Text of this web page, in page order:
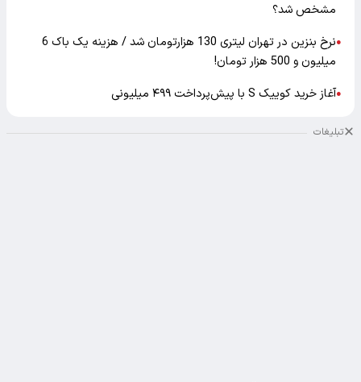
مشخص شد؟
●
نرخ بنزین در تهران لیتری 130 هزارتومان شد / هزینه یک باک 6
میلیون و 500 هزار تومان!
●آغاز خرید کوییک S با پیش‌پرداخت ۴۹۹ میلیونی
تبلیغات